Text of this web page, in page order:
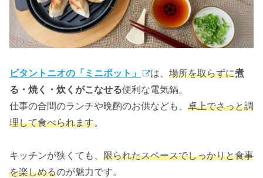
ビタントニオの「ミニポット」 は、 場所を取らずに煮
る・焼く・炊くがこなせる便利な電気鍋。
仕事の合間のランチや晩酌のお供なども、 卓上でさっと調
理して食べられます。
キッチンが狭くても、 限られたスペースでしっかりと食事
を楽しめるのが魅力です。